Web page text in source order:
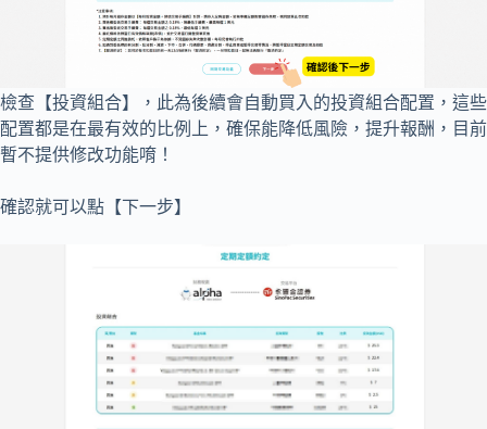
檢查【投資組合】，此為後續會自動買入的投資組合配置，這些
配置都是在最有效的比例上，確保能降低風險，提升報酬，目前
暫不提供修改功能唷！
確認就可以點【下一步】